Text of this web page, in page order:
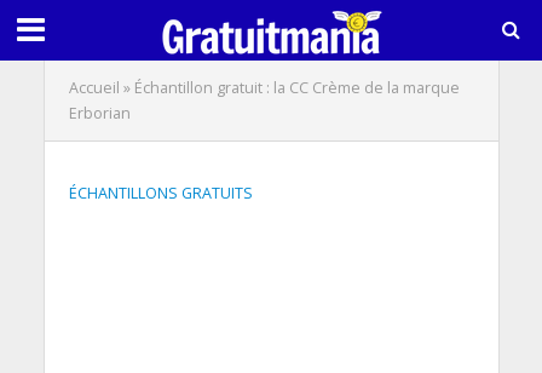
Accueil » Échantillon gratuit : la CC Crème de la marque
Erborian
ÉCHANTILLONS GRATUITS